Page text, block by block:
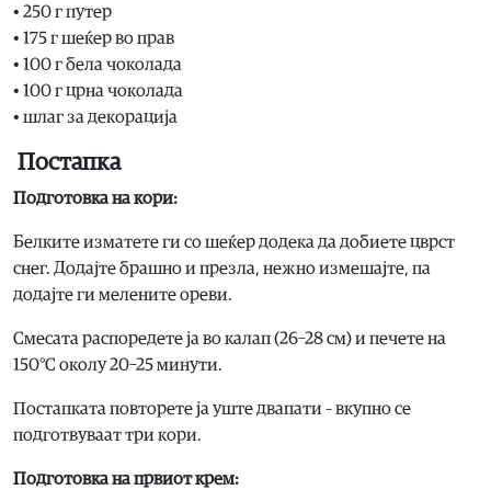
• 250 г путер
• 175 г шеќер во прав
• 100 г бела чоколада
• 100 г црна чоколада
• шлаг за декорација
Постапка
Подготовка на кори:
Белките изматете ги со шеќер додека да добиете цврст
снег. Додајте брашно и презла, нежно измешајте, па
додајте ги мелените ореви.
Смесата распоредете ја во калап (26–28 см) и печете на
150°C околу 20–25 минути.
Постапката повторете ја уште двапати – вкупно се
подготвуваат три кори.
Подготовка на првиот крем: